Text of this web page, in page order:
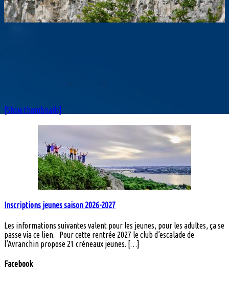
[Show thumbnails]
Inscriptions jeunes saison 2026-2027
Les informations suivantes valent pour les jeunes, pour les adultes, ça se
passe via ce lien. Pour cette rentrée 2027 le club d’escalade de
l’Avranchin propose 21 créneaux jeunes. […]
Facebook